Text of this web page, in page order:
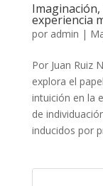
experiencia
por admin |
Por Juan Ruiz
explora el
intuición en la
de
inducidos por